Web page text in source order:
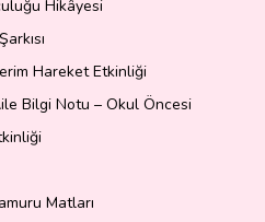
Hikâyesi
Hareket Etkinliği
Bilgi Notu – Okul Öncesi
Matları